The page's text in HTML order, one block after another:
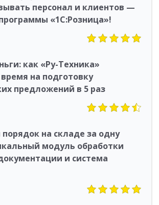
персонал и клиентов —
«1С:Розница»!
как «Ру-Техника»
на подготовку
предложений в 5 раз
порядок на складе за одну
модуль обработки
и система